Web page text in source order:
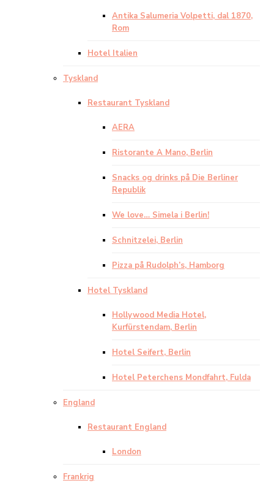
Antika Salumeria Volpetti, dal 1870,
Rom
Hotel Italien
Tyskland
Restaurant Tyskland
AERA
Ristorante A Mano, Berlin
Snacks og drinks på Die Berliner
Republik
We love… Simela i Berlin!
Schnitzelei, Berlin
Pizza på Rudolph’s, Hamborg
Hotel Tyskland
Hollywood Media Hotel,
Kurfürstendam, Berlin
Hotel Seifert, Berlin
Hotel Peterchens Mondfahrt, Fulda
England
Restaurant England
London
Frankrig